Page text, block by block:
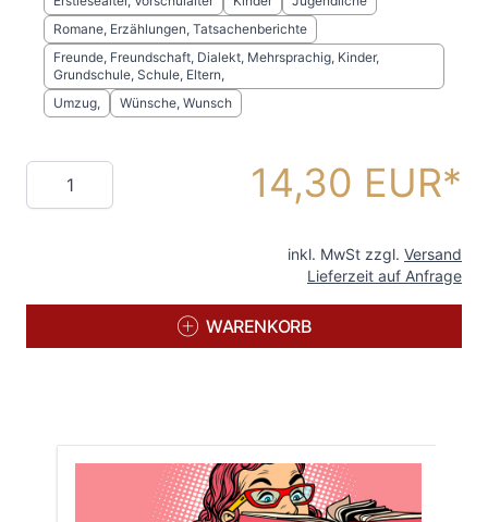
Romane, Erzählungen, Tatsachenberichte
Freunde, Freundschaft, Dialekt, Mehrsprachig, Kinder,
Grundschule, Schule, Eltern,
Umzug,
Wünsche, Wunsch
Menge 14,30 EUR
inkl. MwSt zzgl. Versand
Lieferzeit auf Anfrage
WARENKORB